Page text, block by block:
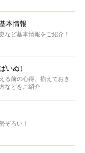
本情報
など基本情報をご紹介！
いぬ）
る前の心得、揃えておき
などをご紹介
ぞろい！